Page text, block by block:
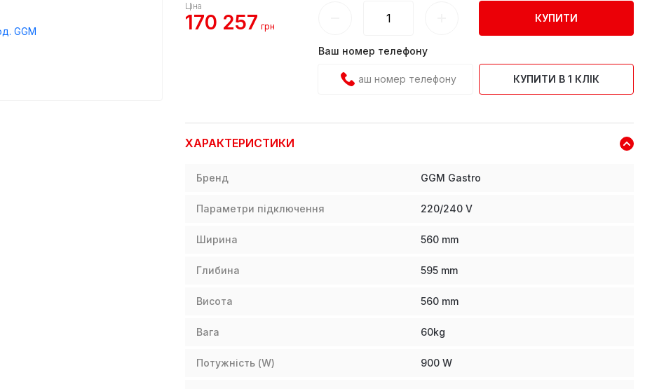
Ціна
170 257 грн
КУПИТИ
Ваш номер телефону
КУПИТИ В 1 КЛІК
ХАРАКТЕРИСТИКИ
Бренд GGM Gastro
Параметри підключення 220/240 V
Ширина 560 mm
Глибина 595 mm
Висота 560 mm
Вага 60kg
Потужність (W) 900 W